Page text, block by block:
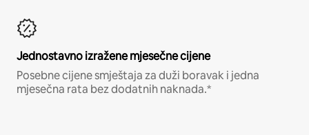
Jednostavno izražene mjesečne cijene
Posebne cijene smještaja za duži boravak i jedna
mjesečna rata bez dodatnih naknada.*